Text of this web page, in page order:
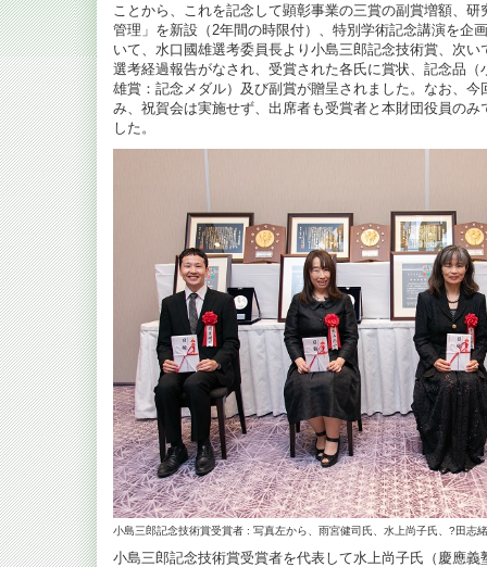
ことから、これを記念して顕彰事業の三賞の副賞増額、
管理」を新設（2年間の時限付）、特別学術記念講演を企
いて、水口國雄選考委員長より小島三郎記念技術賞、次
選考経過報告がなされ、受賞された各氏に賞状、記念品
雄賞：記念メダル）及び副賞が贈呈されました。なお、
み、祝賀会は実施せず、出席者も受賞者と本財団役員の
した。
小島三郎記念技術賞受賞者 : 写真左から、雨宮健司氏、水上尚子氏、?田志
小島三郎記念技術賞受賞者を代表して水上尚子氏（慶應